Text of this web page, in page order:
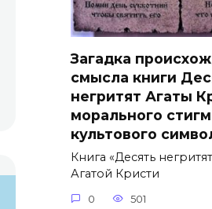
Загадка
смысла книги
негритят Агаты
морального
культового
Книга «Десять
Агатой Кристи
0 501